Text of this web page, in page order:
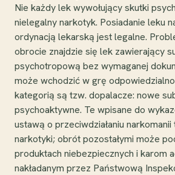
Nie każdy lek wywołujący skutki
nielegalny narkotyk. Posiadanie leku
ordynacją lekarską jest legalne.
obrocie znajdzie się lek zawierający
psychotropową bez wymaganej
może wchodzić w grę
kategorią są tzw. dopalacze: nowe
psychoaktywne. Te wpisane do
ustawą o przeciwdziałaniu
narkotyki; obrót pozostałymi może
produktach niebezpiecznych i karom
nakładanym przez Państwową